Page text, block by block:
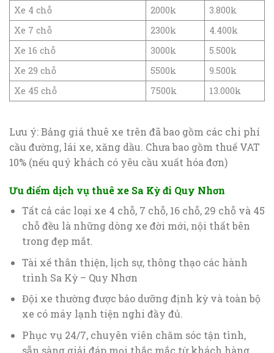
Xe 4 chỗ
2000k
3.800k
Xe 7 chỗ
2300k
4.400k
Xe 16 chỗ
3000k
5.500k
Xe 29 chỗ
5500k
9.500k
Xe 45 chỗ
7500k 13.000k
Lưu ý: Bảng giá thuê xe trên đã bao gồm các chi phí
cầu đường, lái xe, xăng dầu. Chưa bao gồm thuế VAT
10% (nếu quý khách có yêu cầu xuất hóa đơn)
Ưu điểm dịch vụ thuê xe Sa Kỳ đi Quy Nhơn
Tất cả các loại xe 4 chỗ, 7 chỗ, 16 chỗ, 29 chỗ và 45
chỗ đều là những dòng xe đời mới, nội thất bên
trong đẹp mắt.
Tài xế thân thiện, lịch sự, thông thạo các hành
trình Sa Kỳ – Quy Nhơn
Đội xe thường được bảo dưỡng định kỳ và toàn bộ
xe có máy lạnh tiện nghi đầy đủ.
Phục vụ 24/7, chuyên viên chăm sóc tận tình,
sẵn sàng giải đáp mọi thắc mắc từ khách hàng.